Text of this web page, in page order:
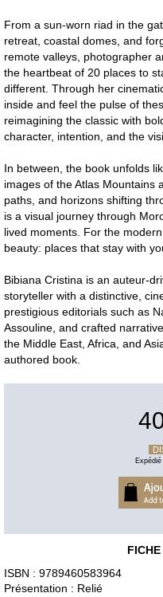
From a sun-worn riad in the
retreat, coastal domes, and
remote valleys, photographer
the heartbeat of 20 places to
different. Through her
inside and feel the pulse of
reimagining the classic with
character, intention, and the
In between, the book unfolds
images of the Atlas Mountains
paths, and horizons shifting
is a visual journey through
lived moments. For the
beauty: places that stay with
Bibiana Cristina is an auteur-
storyteller with a distinctive,
prestigious editorials such as
Assouline, and crafted
the Middle East, Africa, and
authored book.
ISBN : 9789460583964
Présentation : Relié